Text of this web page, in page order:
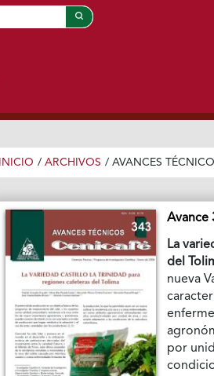
INICIO / ARCHIVOS / AVANCES
Avance
La
del
nueva
por